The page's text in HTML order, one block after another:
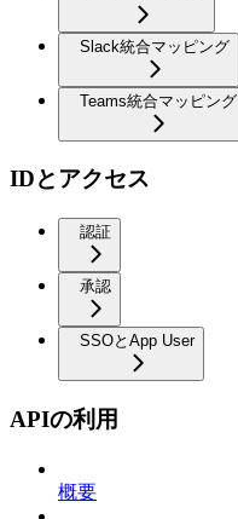
Slack統合マッピング
Teams統合マッピング
IDとアクセス
認証
承認
SSOとApp User
APIの利用
概要